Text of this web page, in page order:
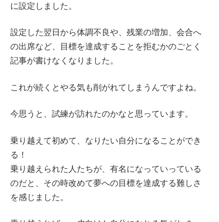
に設定しました。
設定した翌日から体調不良や、残業の増加、会合へ
の出席など、目標を達成することを拒むかのごとく
記事が書けなくなりました。
これが続くとやる気も削がれてしまうんですよね。
今思うと、試練が訪れたのかなと思っています。
乗り越えて初めて、なりたい自分になることができ
る！
乗り越えられた人たちが、有名になっていっている
のだと、その時改めて夢への目標を達成する難しさ
を感じました。